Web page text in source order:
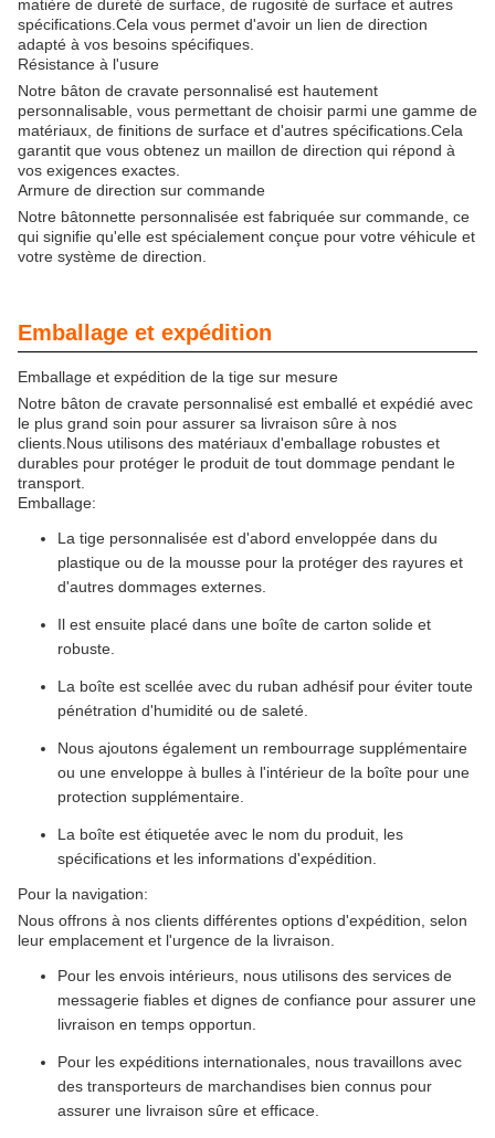
matière de dureté de surface, de rugosité de surface et autres
spécifications.Cela vous permet d'avoir un lien de direction
adapté à vos besoins spécifiques.
Résistance à l'usure
Notre bâton de cravate personnalisé est hautement
personnalisable, vous permettant de choisir parmi une gamme de
matériaux, de finitions de surface et d'autres spécifications.Cela
garantit que vous obtenez un maillon de direction qui répond à
vos exigences exactes.
Armure de direction sur commande
Notre bâtonnette personnalisée est fabriquée sur commande, ce
qui signifie qu'elle est spécialement conçue pour votre véhicule et
votre système de direction.
Emballage et expédition
Emballage et expédition de la tige sur mesure
Notre bâton de cravate personnalisé est emballé et expédié avec
le plus grand soin pour assurer sa livraison sûre à nos
clients.Nous utilisons des matériaux d'emballage robustes et
durables pour protéger le produit de tout dommage pendant le
transport.
Emballage:
La tige personnalisée est d'abord enveloppée dans du
plastique ou de la mousse pour la protéger des rayures et
d'autres dommages externes.
Il est ensuite placé dans une boîte de carton solide et
robuste.
La boîte est scellée avec du ruban adhésif pour éviter toute
pénétration d'humidité ou de saleté.
Nous ajoutons également un rembourrage supplémentaire
ou une enveloppe à bulles à l'intérieur de la boîte pour une
protection supplémentaire.
La boîte est étiquetée avec le nom du produit, les
spécifications et les informations d'expédition.
Pour la navigation:
Nous offrons à nos clients différentes options d'expédition, selon
leur emplacement et l'urgence de la livraison.
Pour les envois intérieurs, nous utilisons des services de
messagerie fiables et dignes de confiance pour assurer une
livraison en temps opportun.
Pour les expéditions internationales, nous travaillons avec
des transporteurs de marchandises bien connus pour
assurer une livraison sûre et efficace.